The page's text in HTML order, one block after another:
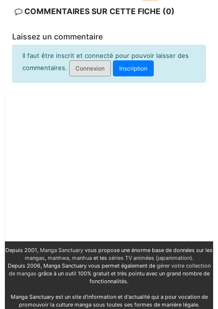
COMMENTAIRES SUR CETTE FICHE (0)
Laissez un commentaire
Il faut être inscrit et connecté pour pouvoir laisser des
commentaires.
Connexion Inscription
Depuis 2001, Manga Sanctuary vous propose une énorme base de données sur les
mangas, manhwa, manhuaet les séries TV animées (japanimation).
Depuis 2006, Manga Sanctuary vous permet également de gérer votre collection
de mangasgrâce à un outil 100% gratuit et très pointu avec un grand nombre de
fonctionnalités.
Manga Sanctuary est un site d'information et d'actualité qui a pour vocation de
promouvoir la culture manga sous toutes ses formes de manière légale.